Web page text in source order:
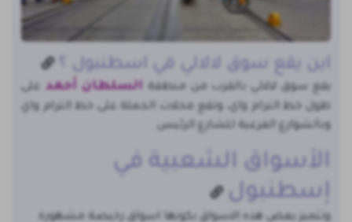
اين يقع سوق لالالي في اسطنبول ؟
يقع سوق لالالي بالقرب من منطقةالسلطان أحمد على
طول خط الترام واي، وتقع محلات الجملة على خط الترام واي
وبالشوارع الفرعية للشارع الرئيس.
الأسواق الشعبية في
إسطنبول
وتتميز بعض هذه الاسواق بكونها اسواق رخيصة مشهورة